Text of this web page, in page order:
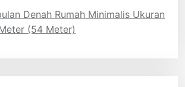
Denah Rumah Minimalis Ukuran
(54 Meter)